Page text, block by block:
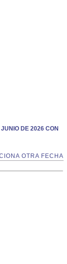
DE 2026 CON
OTRA FECHA